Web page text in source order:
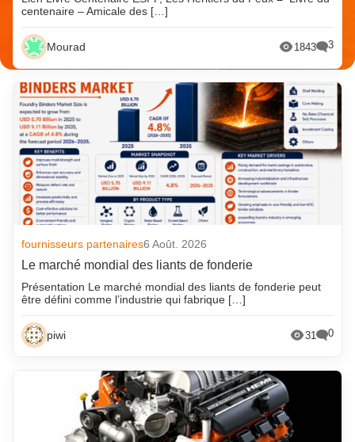
centenaire – Amicale des […]
Mourad 1843 3
fournisseurs partenaires6 Août. 2026
Le marché mondial des liants de fonderie
Présentation Le marché mondial des liants de fonderie peut
être défini comme l’industrie qui fabrique […]
piwi 31 0